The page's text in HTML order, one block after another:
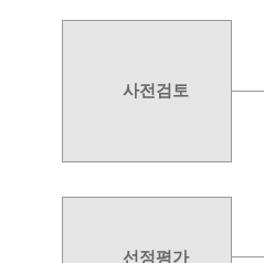
사전검토
선정평가